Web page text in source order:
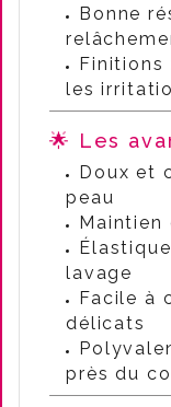
Bonne
Finitions
les
🌟 Les
Doux et
peau
Maintien
lavage
Facile à
délicats
près du